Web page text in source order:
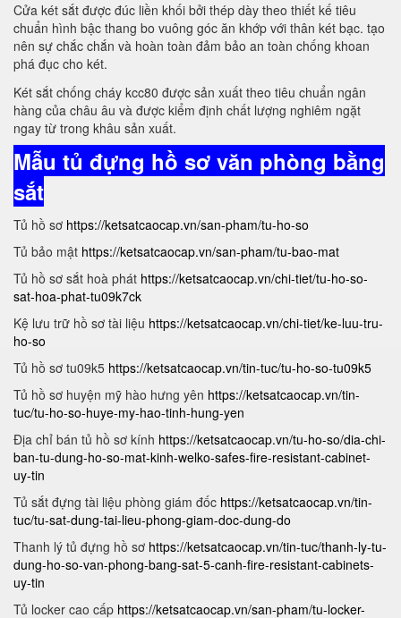
Cửa két sắt được đúc liền khối bởi thép dày theo thiết kế tiêu
chuẩn hình bậc thang bo vuông góc ăn khớp với thân két bạc. tạo
nên sự chắc chắn và hoàn toàn đảm bảo an toàn chống khoan
phá đục cho két.
Két sắt chống cháy kcc80 được sản xuất theo tiêu chuẩn ngân
hàng của châu âu và được kiểm định chất lượng nghiêm ngặt
ngay từ trong khâu sản xuất.
Mẫu tủ đựng hồ sơ văn phòng bằng
sắt
Tủ hồ sơ https://ketsatcaocap.vn/san-pham/tu-ho-so
Tủ bảo mật https://ketsatcaocap.vn/san-pham/tu-bao-mat
Tủ hồ sơ sắt hoà phát https://ketsatcaocap.vn/chi-tiet/tu-ho-so-
sat-hoa-phat-tu09k7ck
Kệ lưu trữ hồ sơ tài liệu https://ketsatcaocap.vn/chi-tiet/ke-luu-tru-
ho-so
Tủ hồ sơ tu09k5 https://ketsatcaocap.vn/tin-tuc/tu-ho-so-tu09k5
Tủ hồ sơ huyện mỹ hào hưng yên https://ketsatcaocap.vn/tin-
tuc/tu-ho-so-huye-my-hao-tinh-hung-yen
Địa chỉ bán tủ hồ sơ kính https://ketsatcaocap.vn/tu-ho-so/dia-chi-
ban-tu-dung-ho-so-mat-kinh-welko-safes-fire-resistant-cabinet-
uy-tin
Tủ sắt đựng tài liệu phòng giám đốc https://ketsatcaocap.vn/tin-
tuc/tu-sat-dung-tai-lieu-phong-giam-doc-dung-do
Thanh lý tủ đựng hồ sơ https://ketsatcaocap.vn/tin-tuc/thanh-ly-tu-
dung-ho-so-van-phong-bang-sat-5-canh-fire-resistant-cabinets-
uy-tin
Tủ locker cao cấp https://ketsatcaocap.vn/san-pham/tu-locker-